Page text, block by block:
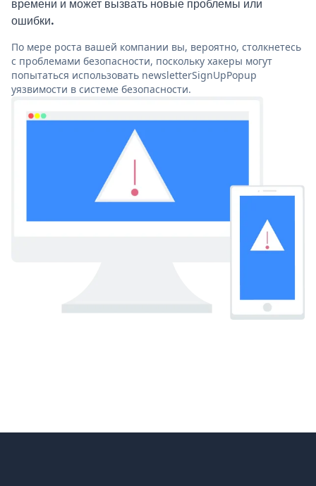
времени и может вызвать новые проблемы или
ошибки.
По мере роста вашей компании вы, вероятно, столкнетесь
с проблемами безопасности, поскольку хакеры могут
попытаться использовать newsletterSignUpPopup
уязвимости в системе безопасности.